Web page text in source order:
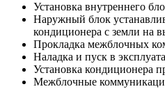
Установка внутреннего
Наружный блок
кондиционера с земли на
Прокладка межблочных
Наладка и пуск в
Установка кондиционера
Межблочные